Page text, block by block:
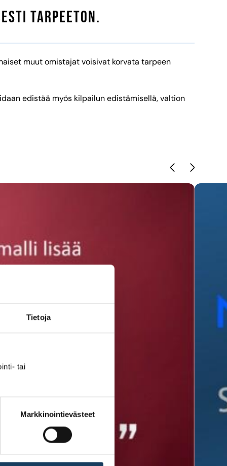
Tietoja
tai
Markkinointievästeet
tarpeeton.
muut omistajat voisivat korvata tarpeen
edistää myös kilpailun edistämisellä, valtion